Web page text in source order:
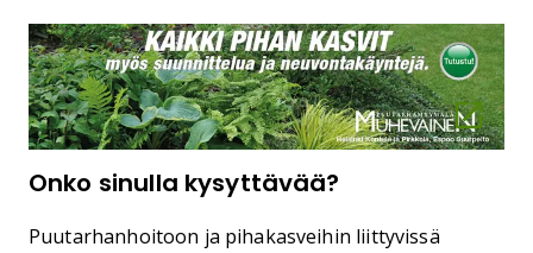
Onko sinulla kysyttävää?
Puutarhanhoitoon ja pihakasveihin liittyvissä